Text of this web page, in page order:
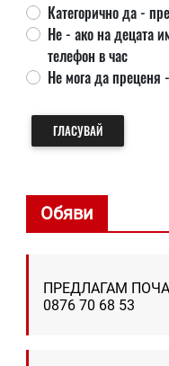
Категорично да -
Не - ако на децата
телефон в час
Не мога да
ГЛАСУВАЙ
Обяви
ПРЕДЛАГАМ
0876 70 68 53